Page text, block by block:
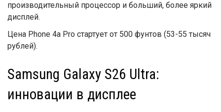
производительный процессор и больший, более яркий
дисплей.
Цена Phone 4a Pro стартует от 500 фунтов (53-55 тысяч
рублей).
Samsung Galaxy S26 Ultra:
инновации в дисплее